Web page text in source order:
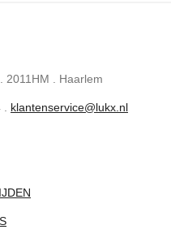
2011HM . Haarlem
klantenservice@lukx.nl